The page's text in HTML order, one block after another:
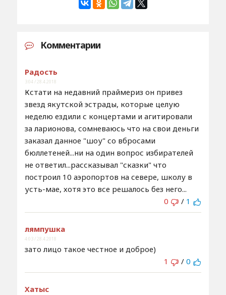
Комментарии
Радость
3:04 / 28.4.2018
Кстати на недавний праймериз он привез
звезд якутской эстрады, которые целую
неделю ездили с концертами и агитировали
за ларионова, сомневаюсь что на свои деньги
заказал данное "шоу" со вбросами
бюллетеней...ни на один вопрос избирателей
не ответил...рассказывал "сказки" что
построил 10 аэропортов на севере, школу в
усть-мае, хотя это все решалось без него...
0
/ 1
лямпушка
4:03 / 28.4.2018
зато лицо такое честное и доброе)
1
/ 0
Хатыс